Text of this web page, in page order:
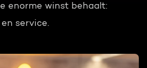
enorme winst behaalt:
service.